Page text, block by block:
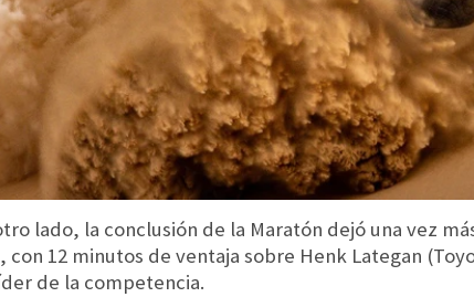
lado, la conclusión de la Maratón dejó una vez
con 12 minutos de ventaja sobre Henk Lategan
de la competencia.